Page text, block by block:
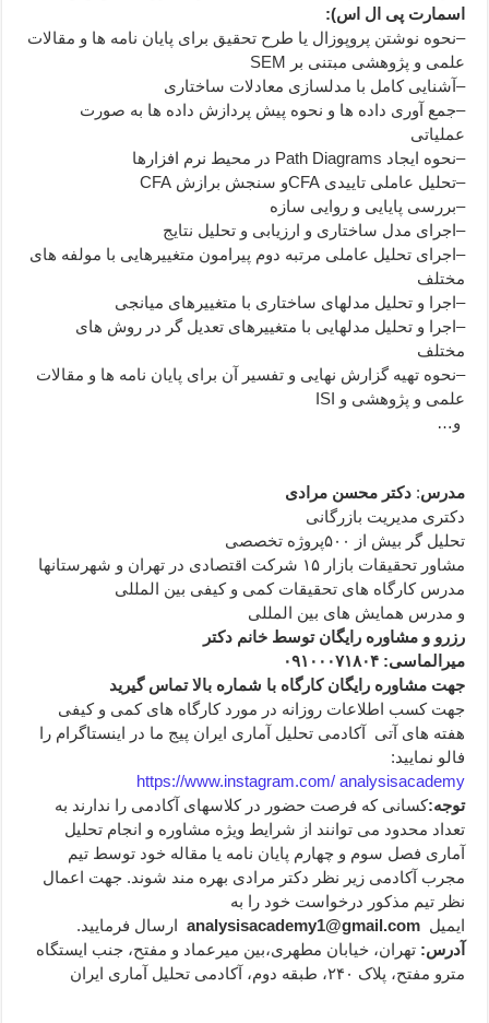
اسمارت پی ال اس):
–نحوه نوشتن پروپوزال یا طرح تحقیق برای پایان نامه ها و مقالات
علمی و پژوهشی مبتنی بر SEM
–آشنایی کامل با مدلسازی معادلات ساختاری
–جمع آوری داده ها و نحوه پیش پردازش داده ها به صورت
عملیاتی
–نحوه ایجاد Path Diagrams در محیط نرم افزارها
–تحلیل عاملی تاییدی CFAو سنجش برازش CFA
–بررسی پایایی و روایی سازه
–اجرای مدل ساختاری و ارزیابی و تحلیل نتایج
–اجرای تحلیل عاملی مرتبه دوم پیرامون متغییرهایی با مولفه های
مختلف
–اجرا و تحلیل مدلهای ساختاری با متغییرهای میانجی
–اجرا و تحلیل مدلهایی با متغییرهای تعدیل گر در روش های
مختلف
–نحوه تهیه گزارش نهایی و تفسیر آن برای پایان نامه ها و مقالات
علمی و پژوهشی و ISI
و…
مدرس:دکتر محسن مرادی
دکتری مدیریت بازرگانی
تحلیل گر بیش از ۵۰۰پروژه تخصصی
مشاور تحقیقات بازار ۱۵ شرکت اقتصادی در تهران و شهرستانها
مدرس کارگاه های تحقیقات کمی و کیفی بین المللی
و مدرس همایش های بین المللی
رزرو و مشاوره رایگان توسط خانم دکتر
میرالماسی:۰۹۱۰۰۰۷۱۸۰۴
جهت مشاوره رایگان کارگاه با شماره بالا تماس گیرید
جهت کسب اطلاعات روزانه در مورد کارگاه های کمی و کیفی
هفته های آتی آکادمی تحلیل آماری ایران پیج ما در اینستاگرام را
فالو نمایید:
https://www.instagram.com/ analysisacademy
توجه:کسانی که فرصت حضور در کلاسهای آکادمی را ندارند به
تعداد محدود می توانند از شرایط ویژه مشاوره و انجام تحلیل
آماری فصل سوم و چهارم پایان نامه یا مقاله خود توسط تیم
مجرب آکادمی زیر نظر دکتر مرادی بهره مند شوند. جهت اعمال
نظر تیم مذکور درخواست خود را به
ایمیلanalysisacademy1@gmail.com ارسال فرمایید.
آدرس: تهران، خیابان مطهری،بین میرعماد و مفتح، جنب ایستگاه
مترو مفتح، پلاک ۲۴۰، طبقه دوم، آکادمی تحلیل آماری ایران